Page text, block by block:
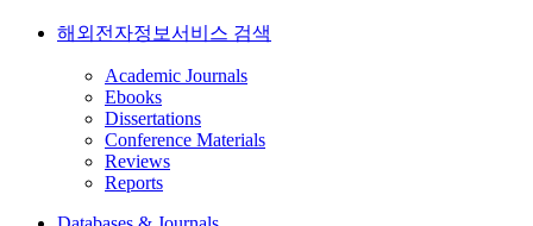
해외전자정보서비스 검색
Academic Journals
Ebooks
Dissertations
Conference Materials
Reviews
Reports